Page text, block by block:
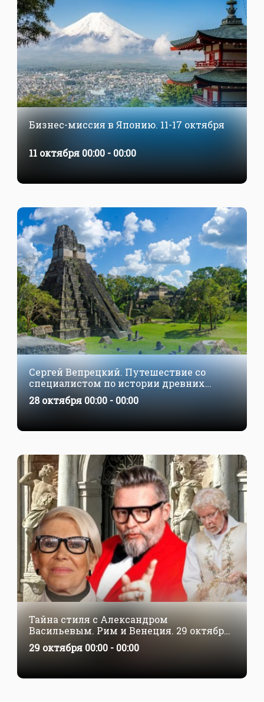
Бизнес-миссия в Японию. 11-17 октября
11 октября 00:00 - 00:00
Сергей Вепрецкий. Путешествие со
специалистом по истории древних
цивилизаций. Земля, где живут Майя.
Гватемала. Гондурас. Сальвадор. 28
28 октября 00:00 - 00:00
Тайна стиля с Александром
Васильевым. Рим и Венеция. 29 октября
— 5 ноября
29 октября 00:00 - 00:00